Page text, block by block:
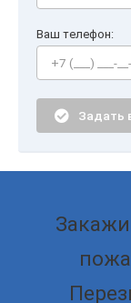
Ваш телефон:
Задать